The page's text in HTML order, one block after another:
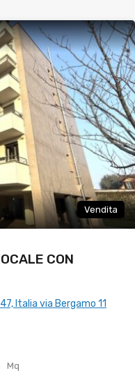
Vendita
CON
Italia via Bergamo 11
Mq